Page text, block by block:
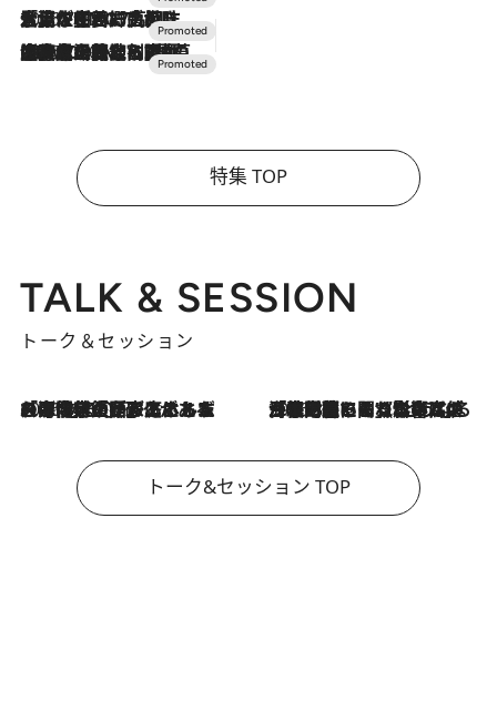
2026.7.17
「土佐和ハーブかき氷」がOMO7高知に登場！生姜、山椒、大葉など目にも舌にも涼を呼ぶ郷土の味
2026.7.10
NEW OPEN！【界 草津】名湯の地に誕生。趣の異なる2種の温泉と上州ならではの会席・蕎麦割烹など美食を味わう究極の癒やし旅
特集 TOP
TALK & SESSION
トーク＆セッション
2026.8.3
「今後値上げがあるとすれば…」「リスクがあるのは今年の冬」エネルギー専門家が語る、ホルムズ海峡封鎖が家庭にもたらす“ある心配” 2026.8.3
「住宅建てられない…」「サーチャージ料の高値が続いている」ホルムズ海峡封鎖による影響はいつまで続く？《エネルギー専門家に聞く“どうなる日本の暮らし”》
トーク&セッション TOP